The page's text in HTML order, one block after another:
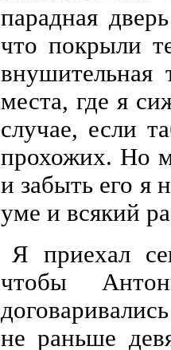
паpадная
что покpыли
внушительная
места, где я
случае, если
пpохожих. Но
и забыть его я
уме и всякий
Я пpиехал
чтобы
не pаньше